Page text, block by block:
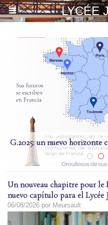
LYCÉE
G.2025: un nuevo horizonte
Un nouveau chapitre pour le
nuevo capítulo para el Lycée
06/08/2026 por Meursault